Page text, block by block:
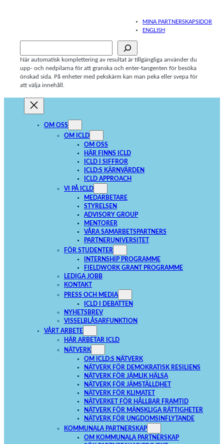
MINA PARTNERSKAPSIDOR
ENGLISH
När automatisk komplettering av resultat är tillgängliga använder du
upp- och nedpilarna för att granska och enter-tangenten för besöka
önskad sida. På enheter med pekskärm kan man peka eller svepa för
att välja innehåll.
OM OSS
OM ICLD
OM OSS
HÄR FINNS ICLD
ICLD I SIFFROR
ICLD:S KÄRNVÄRDEN
ICLD APPROACH
VI PÅ ICLD
MEDARBETARE
STYRELSEN
ADVISORY GROUP
MENTORER
VÅRA SAMARBETSPARTNERS
PARTNERUNIVERSITET
FÖR STUDENTER
INTERNSHIP PROGRAMME
FIELDWORK GRANT PROGRAMME
LEDIGA JOBB
KONTAKT
PRESS OCH MEDIA
ICLD I DEBATTEN
NYHETSBREV
VISSELBLÅSARFUNKTION
VÅRT ARBETE
HÄR ARBETAR ICLD
NÄTVERK
OM ICLD:S NÄTVERK
NÄTVERK FÖR DEMOKRATISK RESILIENS
NÄTVERK FÖR JÄMLIK HÄLSA
NÄTVERK FÖR JÄMSTÄLLDHET
NÄTVERK FÖR KLIMATET
NÄTVERKET FÖR HÅLLBAR FRAMTID
NÄTVERK FÖR MÄNSKLIGA RÄTTIGHETER
NÄTVERK FÖR UNGDOMSINFLYTANDE
KOMMUNALA PARTNERSKAP
OM KOMMUNALA PARTNERSKAP